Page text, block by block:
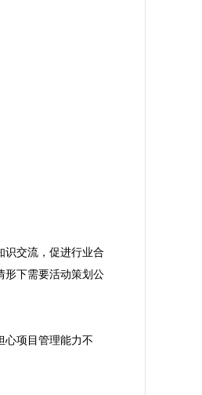
识交流，促进行业合
形下需要活动策划公
心项目管理能力不